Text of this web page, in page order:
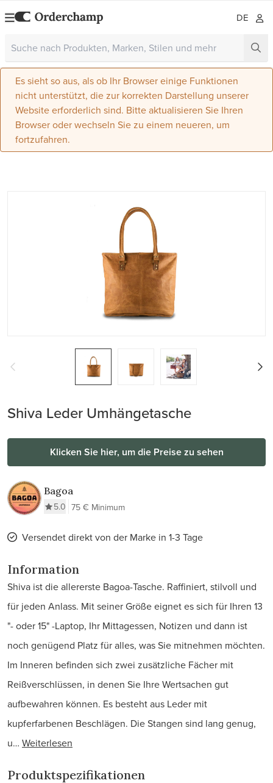
DE
Es sieht so aus, als ob Ihr Browser einige Funktionen
nicht unterstützt, die zur korrekten Darstellung unserer
Website erforderlich sind. Bitte aktualisieren Sie Ihren
Browser oder wechseln Sie zu einem neueren, um
fortzufahren.
Shiva Leder Umhängetasche
Klicken Sie hier, um die Preise zu sehen
Bagoa
5.0 75 € Minimum
Versendet direkt von der Marke in 1-3 Tage
Information
Shiva ist die allererste Bagoa-Tasche. Raffiniert, stilvoll und
für jeden Anlass. Mit seiner Größe eignet es sich für Ihren 13
"- oder 15" -Laptop, Ihr Mittagessen, Notizen und dann ist
noch genügend Platz für alles, was Sie mitnehmen möchten.
Im Inneren befinden sich zwei zusätzliche Fächer mit
Reißverschlüssen, in denen Sie Ihre Wertsachen gut
aufbewahren können. Es besteht aus Leder mit
kupferfarbenen Beschlägen. Die Stangen sind lang genug,
u… Weiterlesen
Produktspezifikationen